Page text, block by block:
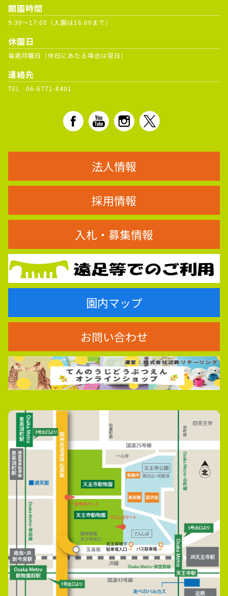
開園時間
9:30～17:00（入園は16:00まで）
休園日
毎週月曜日（休日にあたる場合は翌日）
連絡先
TEL : 06-6771-8401
法人情報
採用情報
入札・募集情報
園内マップ
お問い合わせ